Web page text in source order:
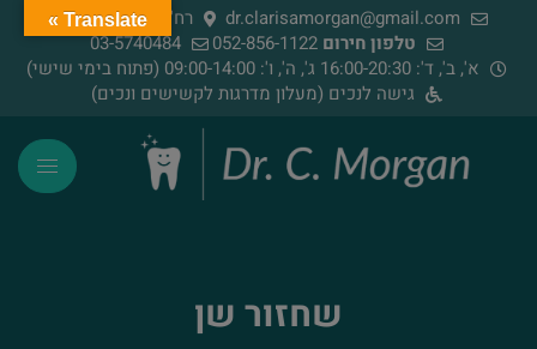
dr.clarisamorgan@gmail.com
רח' הירדן 91, רמת גן
טלפון חירום
03-5740484
א', ב', ד': 16:00-20:30 ג', ה', ו': 09:00-14:00 (פתוח בימי שישי)
גישה לנכים (מעלון מדרגות לקשישים ונכים)
שחזור שן
Translate »